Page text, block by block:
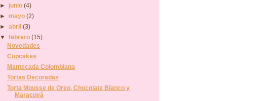
► junio(4)
►mayo(2)
►abril(3)
▼febrero(15)
Novedades
Cupcakes
Mantecada Colombiana
Tortas Decoradas
Torta Mousse de Oreo, Chocolate Blanco y
Maracuyá